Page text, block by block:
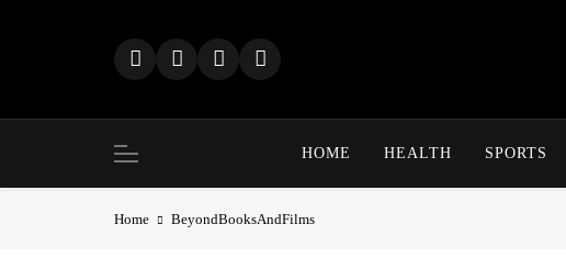
HOME HEALTH SPORTS
Home BeyondBooksAndFilms